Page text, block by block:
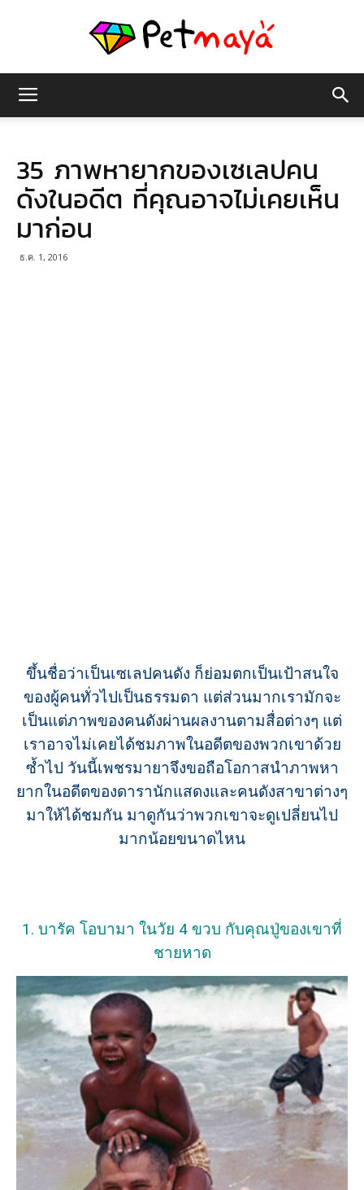
มายา
35 ภาพหายากของเซเลปคน
ดังในอดีต ที่คุณอาจไม่เคยเห็น
มาก่อน
ธ.ค. 1, 2016
ขึ้นชื่อว่าเป็นเซเลปคนดัง ก็ย่อมตกเป็นเป้าสนใจ
ของผู้คนทั่วไปเป็นธรรมดา แต่ส่วนมากเรามักจะ
เป็นแต่ภาพของคนดังผ่านผลงานตามสื่อต่างๆ แต่
เราอาจไม่เคยได้ชมภาพในอดีตของพวกเขาด้วย
ซ้ำไป วันนี้เพชรมายาจึงขอถือโอกาสนำภาพหา
ยากในอดีตของดารานักแสดงและคนดังสาขาต่างๆ
มาให้ได้ชมกัน มาดูกันว่าพวกเขาจะดูเปลี่ยนไป
มากน้อยขนาดไหน
1. บารัค โอบามา ในวัย 4 ขวบ กับคุณปู่ของเขาที่
ชายหาด